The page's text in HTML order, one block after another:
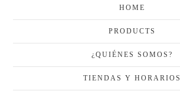
HOME
PRODUCTS
¿QUIÉNES SOMOS?
TIENDAS Y HORARIOS